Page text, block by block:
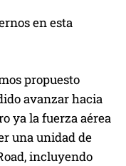
en esta
propuesto
avanzar hacia
ya la fuerza aérea
una unidad de
incluyendo